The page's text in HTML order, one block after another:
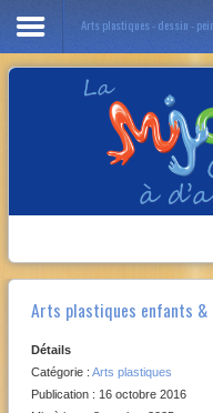
Arts plastiques - dessin -
Arts plastiques enfants &
Détails
Catégorie : Arts plastiques
Publication : 16 octobre 2016